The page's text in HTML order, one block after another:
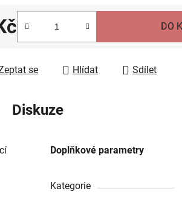
DO
se Hlídat Sdílet
Diskuze
Doplňkové parametry
Kategorie